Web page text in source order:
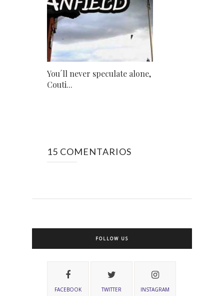
You´ll never speculate alone,
Couti...
15 COMENTARIOS
FOLLOW US
FACEBOOK TWITTER INSTAGRAM